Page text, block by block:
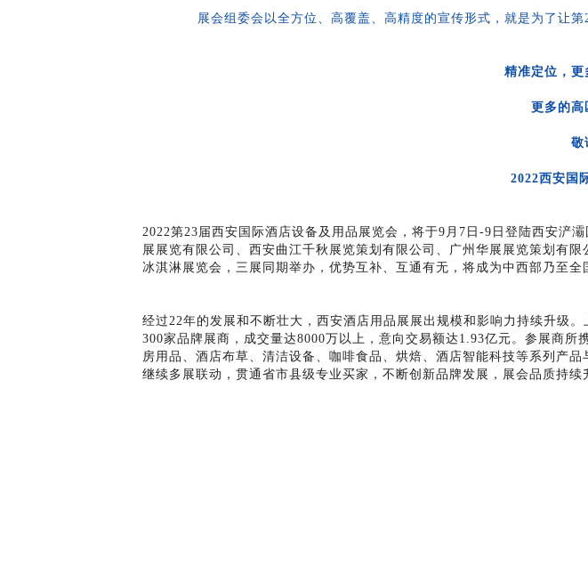
展会组委会以全方位、高覆盖、高精度的宣传形式，就是为了让
精准定位，更
更多的高
敬
2022西安国
2022第23届西安国际酒店设备及用品展览会，将于9月7日-9日登陆西安浐
展展览有限公司、西安曲江千秋展览策划有限公司、广州华展展览策划有
冰淇淋展览会，三展同期举办，优势互补、互通有无，将成为中西部乃至全
经过22年的发展和不断壮大，西安酒店用品展展出规模和影响力持续升级
300家品牌展商，成交量达8000万以上，意向交易额达1.93亿元。参展商
房用品、酒店布草、清洁设备、咖啡食品、烘焙、酒店智能科技等系列产
继续多展联动，贯通省市县级专业买家，不断创新品牌发展，展会品质持续